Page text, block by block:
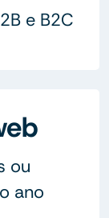
e B2C
ou
ano